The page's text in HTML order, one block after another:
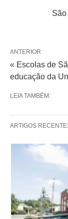
ANTERIOR
« Escolas de
educação da
LEIA TAMBÉM:
ARTIGOS